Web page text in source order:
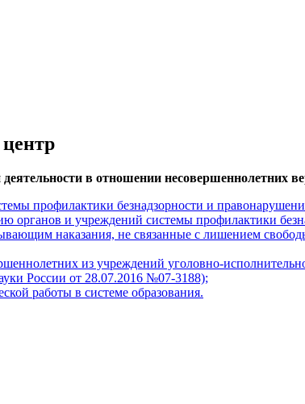
в отношении
профилактики безнадзорности и
органов и учреждений системы профилактики
наказания, не связанные с лишением
из учреждений уголовно-
России от 28.07.2016 №07-3188);
работы в системе образования.